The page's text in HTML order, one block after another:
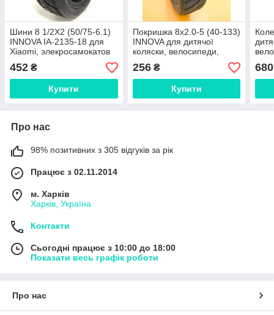
Шини 8 1/2X2 (50/75-6.1)
INNOVA IA-2135-18 для
Xiaomi, элекросамокатов
452 ₴
Купити
Покришка 8х2.0-5 (40-133)
INNOVA для дитячої
коляски, велосипеди,
гироборда
256₴
Купити
680
Про нас
98% позитивних з 305 відгуків за рік
Працює з 02.11.2014
м. Харків
Харків, Україна
Контакти
Сьогодні працює з 10:00 до 18:00
Показати весь графік роботи
Про нас